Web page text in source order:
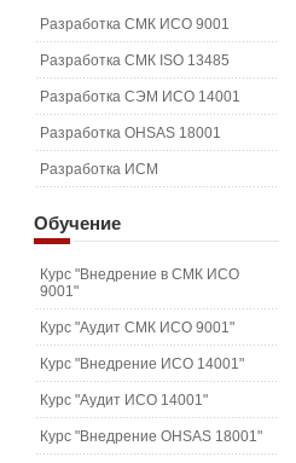
Разработка СМК ИСО 9001
Разработка СМК ISO 13485
Разработка СЭМ ИСО 14001
Разработка OHSAS 18001
Разработка ИСМ
Обучение
Курс "Внедрение в СМК ИСО
9001"
Курс "Аудит СМК ИСО 9001"
Курс "Внедрение ИСО 14001"
Курс "Аудит ИСО 14001"
Курс "Внедрение OHSAS 18001"